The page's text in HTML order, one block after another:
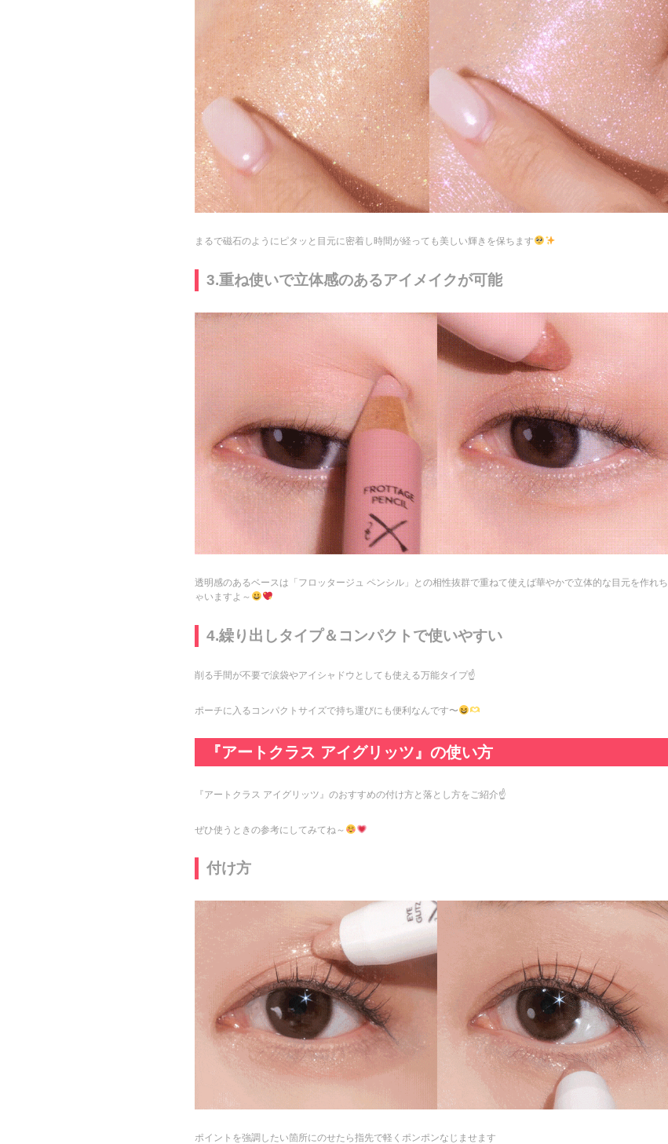
まるで磁石のようにピタッと目元に密着し時間が経っても美しい輝きを保ちます
3.重ね使いで立体感のあるアイメイクが可能
透明感のあるベースは「フロッタージュ ペンシル」との相性抜群で重ねて使えば華やかで立体的な目元を作れち
ゃいますよ～
4.繰り出しタイプ＆コンパクトで使いやすい
削る手間が不要で涙袋やアイシャドウとしても使える万能タイプ☝️
ポーチに入るコンパクトサイズで持ち運びにも便利なんです〜
『アートクラス アイグリッツ』の使い方
『アートクラス アイグリッツ』のおすすめの付け方と落とし方をご紹介☝️
ぜひ使うときの参考にしてみてね～
付け方
ポイントを強調したい箇所にのせたら指先で軽くポンポンなじませます